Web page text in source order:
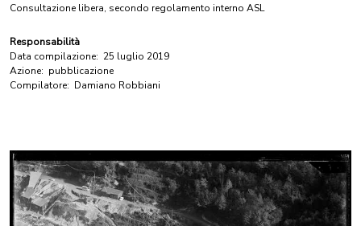
Consultazione libera, secondo regolamento interno ASL
Responsabilità
Data compilazione: 25 luglio 2019
Azione: pubblicazione
Compilatore: Damiano Robbiani